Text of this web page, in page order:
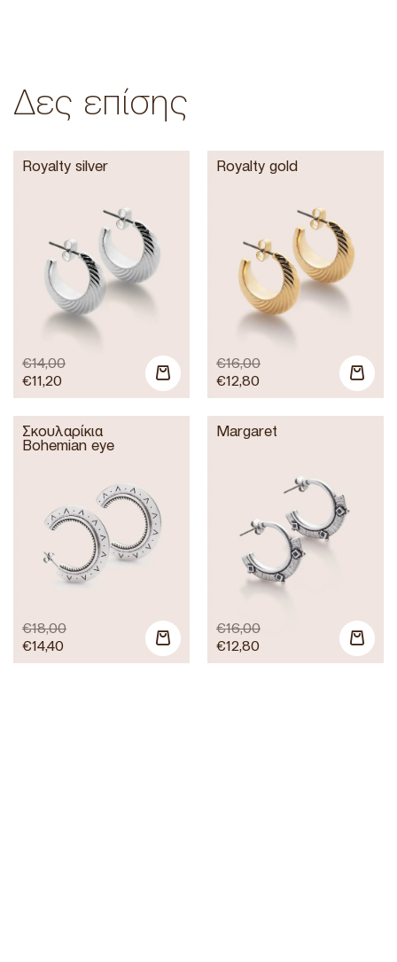
Δες επίσης
Royalty silver
€14,00
€11,20
Royalty gold
€16,00
€12,80
Σκουλαρίκια
Bohemian eye
€18,00
€14,40
Margaret
€16,00
€12,80